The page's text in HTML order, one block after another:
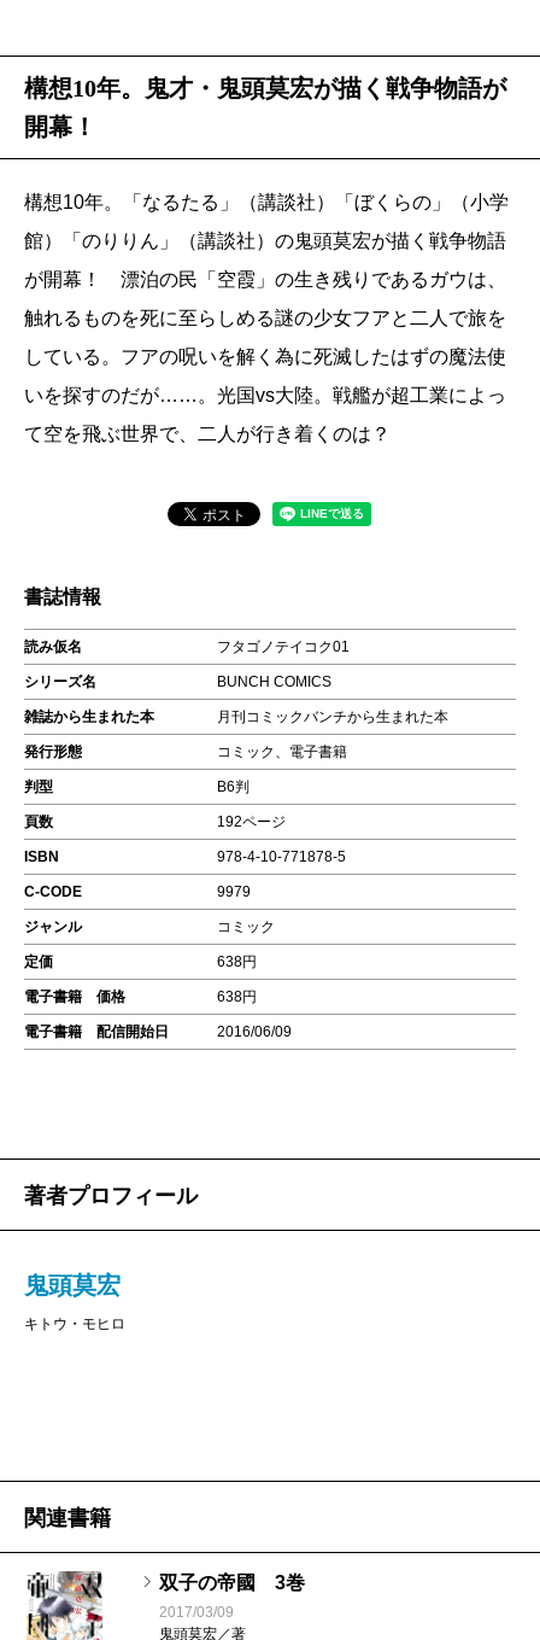
構想10年。鬼才・鬼頭莫宏が描く戦争物語が
開幕！
構想10年。「なるたる」（講談社）「ぼくらの」（小学
館）「のりりん」（講談社）の鬼頭莫宏が描く戦争物語
が開幕！ 漂泊の民「空霞」の生き残りであるガウは、
触れるものを死に至らしめる謎の少女フアと二人で旅を
している。フアの呪いを解く為に死滅したはずの魔法使
いを探すのだが……。光国vs大陸。戦艦が超工業によっ
て空を飛ぶ世界で、二人が行き着くのは？
書誌情報
読み仮名 フタゴノテイコク01
シリーズ名 BUNCH COMICS
雑誌から生まれた本 月刊コミックバンチから生まれた本
発行形態 コミック、電子書籍
判型 B6判
頁数 192ページ
ISBN 978-4-10-771878-5
C-CODE 9979
ジャンル コミック
定価 638円
電子書籍 価格 638円
電子書籍 配信開始日 2016/06/09
著者プロフィール
鬼頭莫宏
キトウ・モヒロ
関連書籍
双子の帝國 3巻
2017/03/09
鬼頭莫宏／著